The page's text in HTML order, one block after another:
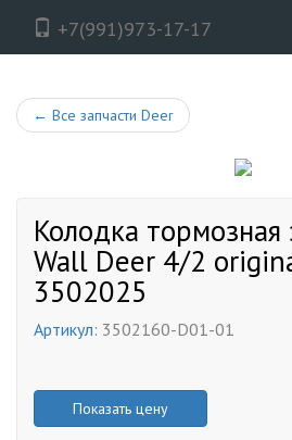
+7(991)973-17-17
← Все запчасти Deer
Колодка тормозная
Wall Deer 4/2
3502025
Артикул: 3502160-D01-01
Показать цену